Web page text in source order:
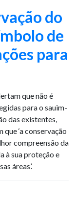
do
de
para
que não é
para o sauim-
das existentes,
‘a conservação
compreensão da
à sua proteção e
áreas’.